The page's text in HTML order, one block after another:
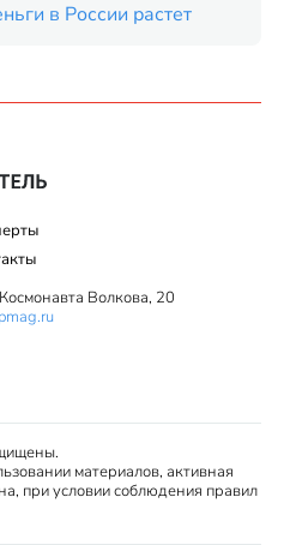
в России растет
Волкова, 20
материалов, активная
при условии соблюдения правил